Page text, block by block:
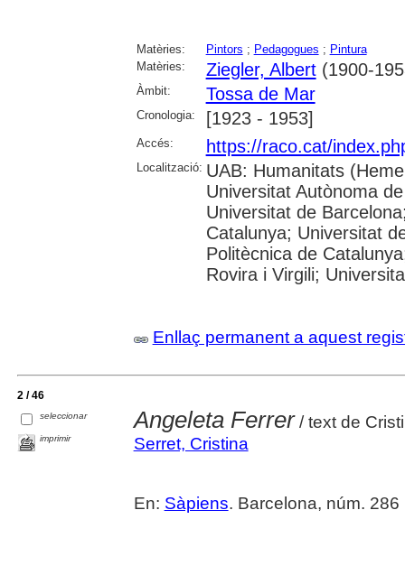
Matèries: Pintors ; Pedagogues ; Pintura
Matèries:
Ziegler, Albert(1900-
Àmbit: Tossa de Mar
Cronologia: [1923 - 1953]
Accés: https://raco.cat/
Localització: UAB: Humanitats
Universitat Autònoma
Universitat de
Catalunya; Universitat
Politècnica de
Rovira i Virgili;
Enllaç permanent a aquest
2 / 46
seleccionar
imprimir
Angeleta Ferrer/ text de
Serret, Cristina
En: Sàpiens. Barcelona, núm.